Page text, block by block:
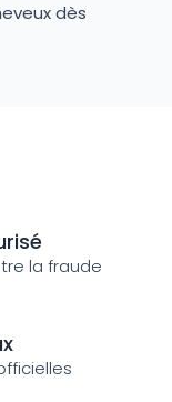
dès
la fraude